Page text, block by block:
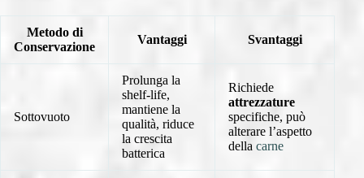
Metodo di
Conservazione
Vantaggi Svantaggi
Sottovuoto
Prolunga la
shelf-life,
mantiene la
qualità, riduce
la crescita
batterica
Richiede
attrezzature
specifiche, può
alterare l’aspetto
della carne